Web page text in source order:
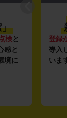
」
検と
感と
境に
登録
導入
いま